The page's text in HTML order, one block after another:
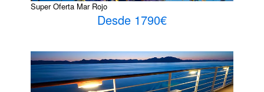
Super Oferta Mar Rojo
Desde 1790€